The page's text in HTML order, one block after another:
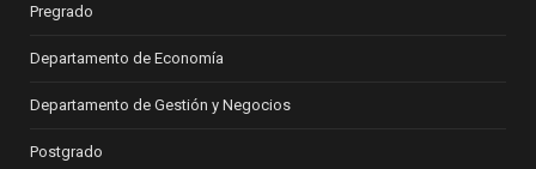
Pregrado
Departamento de Economía
Departamento de Gestión y Negocios
Postgrado